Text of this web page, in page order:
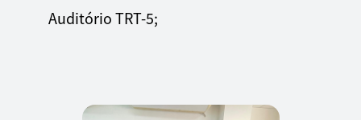
Auditório TRT-5;